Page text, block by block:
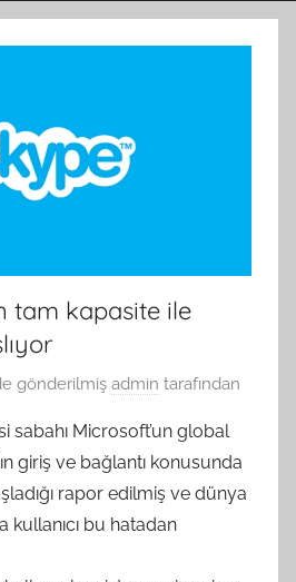
tam kapasite ile
gönderilmiş admin tarafından
sabahı Microsoft’un global
giriş ve bağlantı konusunda
rapor edilmiş ve dünya
kullanıcı bu hatadan